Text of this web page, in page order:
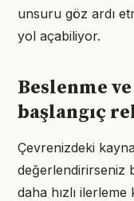
unsuru göz ardı
yol açabiliyor.
Beslenme
başlangıç
Çevrenizdeki
değerlendirirseniz
daha hızlı